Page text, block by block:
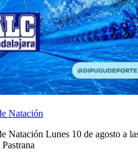
Natación
Natación Lunes 10 de agosto a